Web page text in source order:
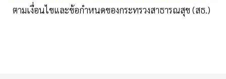
ตามเงื่อนไขและข้อกำหนดของกระทรวงสาธารณสุข (สธ.)